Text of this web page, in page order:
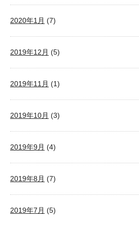
2020年1月 (7)
2019年12月 (5)
2019年11月 (1)
2019年10月 (3)
2019年9月 (4)
2019年8月 (7)
2019年7月 (5)